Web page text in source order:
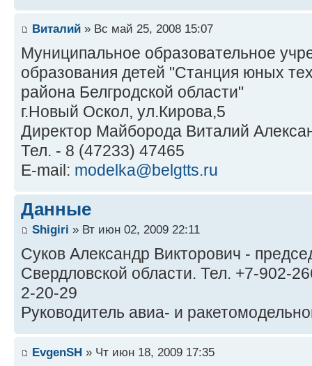
Виталий » Вс май 25, 2008 15:07
Муниципальное образовательное
образования детей "Станция юных
района Белгродской области"
г.Новый Оскол, ул.Кирова,5
Директор Майборода Виталий
Тел. - 8 (47233) 47465
E-mail: modelka@belgtts.ru
Данные
Shigiri » Вт июн 02, 2009 22:11
Суков Александр Викторович -
Свердловской области. Тел. +7-902-
2-20-29
Руководитель авиа- и
EvgenSH » Чт июн 18, 2009 17:35